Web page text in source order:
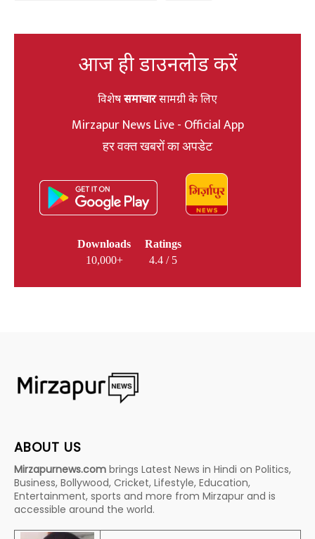
आज ही डाउनलोड करें
विशेषसमाचारसामग्री के लिए
Mirzapur News Live - Official App
हर वक्त खबरों का अपडेट
Downloads
10,000+
Ratings
4.4 / 5
ABOUT US
Mirzapurnews.com brings Latest News in Hindi on Politics,
Business, Bollywood, Cricket, Lifestyle, Education,
Entertainment, sports and more from Mirzapur and is
accessible around the world.